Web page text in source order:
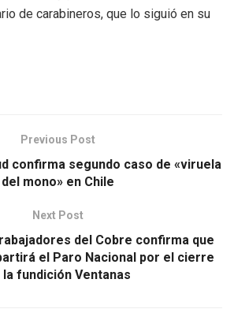
de carabineros, que lo siguió en su
Previous Post
confirma segundo caso de «viruela
del mono» en Chile
Next Post
del Cobre confirma que
el Paro Nacional por el cierre
la fundición Ventanas